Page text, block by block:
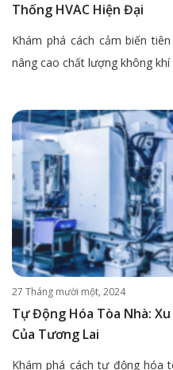
Thống HVAC Hiện Đại
Khám phá cách cảm biến
nâng cao chất lượng không khí
27 Tháng mười một, 2024
Tự Động Hóa Tòa Nhà:
Của Tương Lai
Khám phá cách tự động hóa